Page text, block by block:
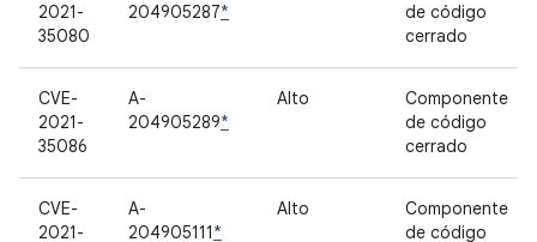
2021-
35080
204905287*
de código
cerrado
CVE-
2021-
35086
A-
204905289*
Alto
Componente
de código
cerrado
CVE-
2021-
A-
204905111*
Alto
Componente
de código